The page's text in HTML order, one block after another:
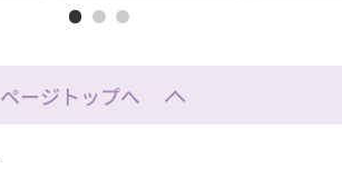
ページトップへ